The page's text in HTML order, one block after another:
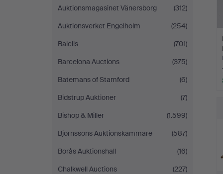
Auktionsmagasinet Vänersborg
(312)
Auktionsverket Engelholm
(254)
Balclis
(701)
Barcelona Auctions
(375)
Batemans of Stamford
(6)
Bidstrup Auktioner
(7)
Bishop & Miller
(1.599)
Björnssons Auktionskammare
(587)
Borås Auktionshall
(16)
Chalkwell Auctions
(227)